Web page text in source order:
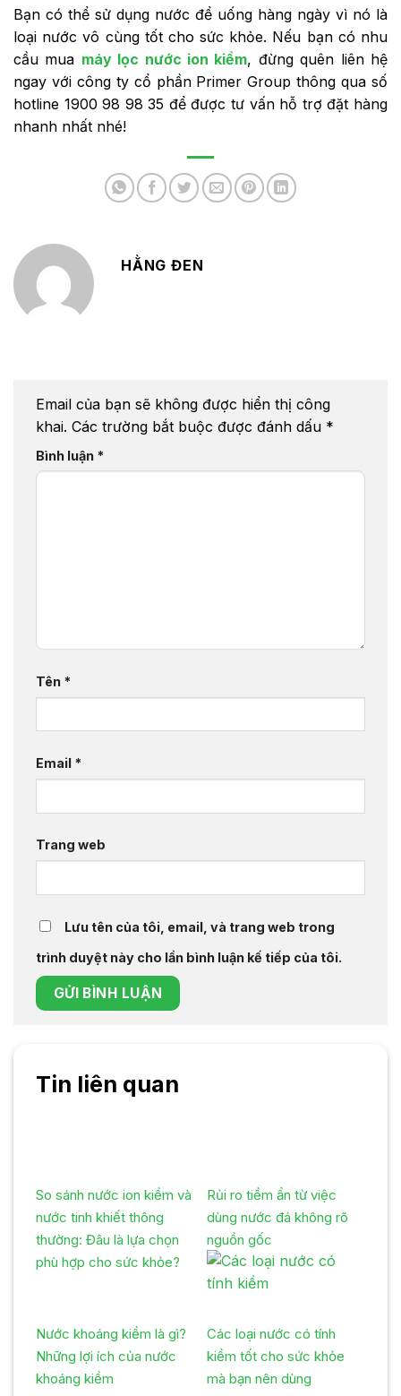
Bạn có thể sử dụng nước để uống hàng ngày vì nó là
loại nước vô cùng tốt cho sức khỏe. Nếu bạn có nhu
cầu mua máy lọc nước ion kiềm, đừng quên liên hệ
ngay với công ty cổ phần Primer Group thông qua số
hotline 1900 98 98 35 để được tư vấn hỗ trợ đặt hàng
nhanh nhất nhé!
HẰNG ĐEN
Email của bạn sẽ không được hiển thị công
khai. Các trường bắt buộc được đánh dấu *
Bình luận *
Tên *
Email *
Trang web
Lưu tên của tôi, email, và trang web trong
trình duyệt này cho lần bình luận kế tiếp của tôi.
Tin liên quan
So sánh nước ion kiềm và
nước tinh khiết thông
thường: Đâu là lựa chọn
phù hợp cho sức khỏe?
Rủi ro tiềm ẩn từ việc
dùng nước đá không rõ
nguồn gốc
Nước khoáng kiềm là gì?
Những lợi ích của nước
khoáng kiềm
Các loại nước có tính
kiềm tốt cho sức khỏe
mà bạn nên dùng